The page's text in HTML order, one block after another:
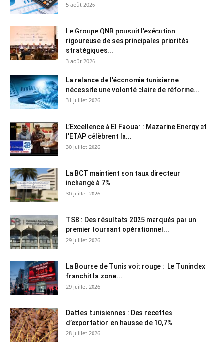
5 août 2026
Le Groupe QNB pousuit l’exécution
rigoureuse de ses principales priorités
stratégiques...
3 août 2026
La relance de l’économie tunisienne
nécessite une volonté claire de réforme...
31 juillet 2026
L’Excellence à El Faouar : Mazarine Energy et
l’ETAP célèbrent la...
30 juillet 2026
La BCT maintient son taux directeur
inchangé à 7%
30 juillet 2026
TSB : Des résultats 2025 marqués par un
premier tournant opérationnel...
29 juillet 2026
La Bourse de Tunis voit rouge : Le Tunindex
franchit la zone...
29 juillet 2026
Dattes tunisiennes : Des recettes
d’exportation en hausse de 10,7%
28 juillet 2026